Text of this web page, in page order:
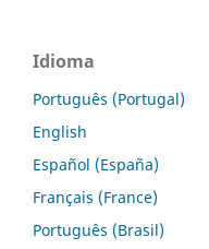
Idioma
Português (Portugal)
English
Español (España)
Français (France)
Português (Brasil)